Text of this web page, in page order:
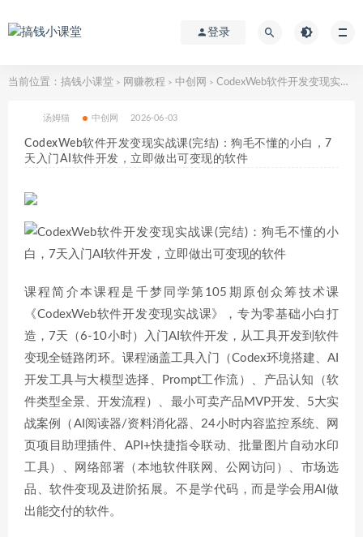
登录
当前位置： 搞钱小课堂 > 网赚教程 > 中创网 > CodexWeb软件开发变现实战课(完结)：狗毛不懂的小白，7天入门AI软件开发，立即做出可变现的软件
汤姆猫 中创网 2026-06-03
CodexWeb软件开发变现实战课(完结)：狗毛不懂的小白，7
天入门AI软件开发，立即做出可变现的软件
课程简介本课程是千梦同学第105期原创众筹技术课
《CodexWeb软件开发变现实战课》，专为零基础小白打
造，7天（6-10小时）入门AI软件开发，从工具开发到软件
变现全链路闭环。课程涵盖工具入门（Codex环境搭建、AI
开发工具与大模型选择、Prompt工作流）、产品认知（软
件类型全景、开发流程）、最小可卖产品MVP开发、5大实
战案例（AI阅读器/资料消化器、24小时内容监控系统、网
页项目助理插件、API+快捷指令联动、批量图片自动水印
工具）、网络部署（本地软件联网、公网访问）、市场选
品、软件变现及进阶拓展。不是学代码，而是学会用AI做
出能交付的软件。